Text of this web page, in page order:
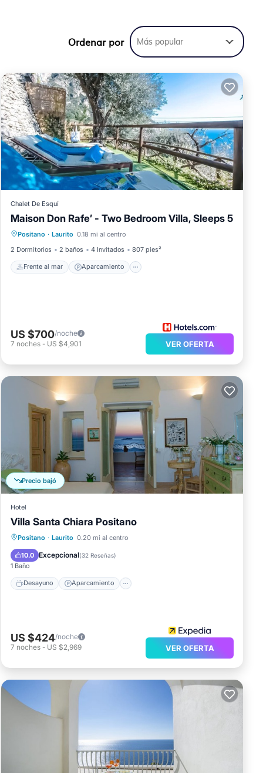
Ordenar por Más popular
Chalet De Esquí
Maison Don Rafe’ - Two Bedroom Villa, Sleeps 5
Positano · Laurito 0.18 mi al centro
2 Dormitorios
2 baños 4 Invitados 807 pies²
Frente al mar Aparcamiento
Frente al mar
Aparcamiento
Vista al mar
Vistas
US $700/noche
7 noches - US $4,901 VER OFERTA
Precio bajó
Hotel
Villa Santa Chiara Positano
Positano · Laurito 0.20 mi al centro
10.0 Excepcional(32 Reseñas)
1 Baño
Desayuno Aparcamiento
Desayuno Aparcamiento
Balcón/Terraza
US $424/noche
7 noches - US $2,969 VER OFERTA